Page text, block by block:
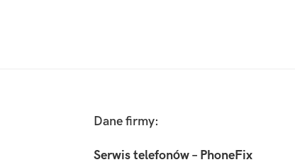
Dane firmy:
Serwis telefonów – PhoneFix